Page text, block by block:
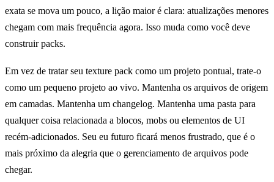
exata se mova um pouco, a lição maior é clara: atualizações menores
chegam com mais frequência agora. Isso muda como você deve
construir packs.
Em vez de tratar seu texture pack como um projeto pontual, trate-o
como um pequeno projeto ao vivo. Mantenha os arquivos de origem
em camadas. Mantenha um changelog. Mantenha uma pasta para
qualquer coisa relacionada a blocos, mobs ou elementos de UI
recém-adicionados. Seu eu futuro ficará menos frustrado, que é o
mais próximo da alegria que o gerenciamento de arquivos pode
chegar.